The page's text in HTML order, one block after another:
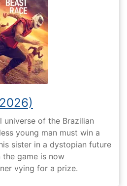
universe of the Brazilian
young man must win a
sister in a dystopian future
the game is now
vying for a prize.